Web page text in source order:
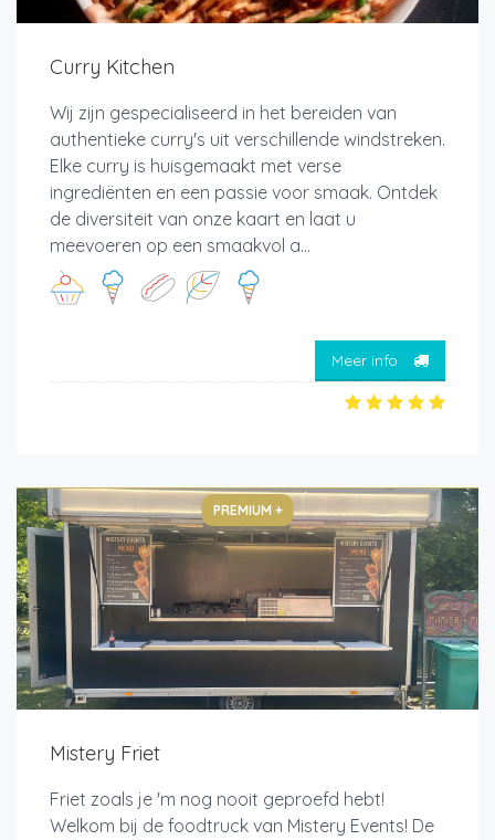
Curry Kitchen
Wij zijn gespecialiseerd in het bereiden van
authentieke curry's uit verschillende windstreken.
Elke curry is huisgemaakt met verse
ingrediënten en een passie voor smaak. Ontdek
de diversiteit van onze kaart en laat u
meevoeren op een smaakvol a...
Meer info
PREMIUM +
Mistery Friet
Friet zoals je 'm nog nooit geproefd hebt!
Welkom bij de foodtruck van Mistery Events! De